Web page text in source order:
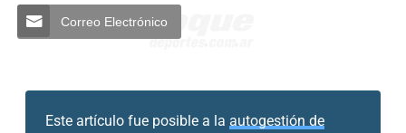
Correo Electrónico
Este artículo fue posible a la autogestión de